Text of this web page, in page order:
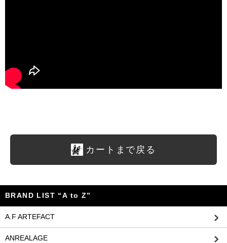
カートまで戻る
BRAND LIST “A to Z”
A.F ARTEFACT
ANREALAGE